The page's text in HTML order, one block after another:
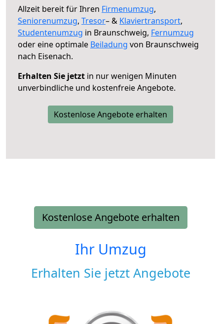
Allzeit bereit für Ihren Firmenumzug,
Seniorenumzug, Tresor– & Klaviertransport,
Studentenumzug in Braunschweig, Fernumzug
oder eine optimale Beiladung von Braunschweig
nach Eisenach.
Erhalten Sie jetzt in nur wenigen Minuten
unverbindliche und kostenfreie Angebote.
Kostenlose Angebote erhalten
Kostenlose Angebote erhalten
Ihr Umzug
Erhalten Sie jetzt Angebote